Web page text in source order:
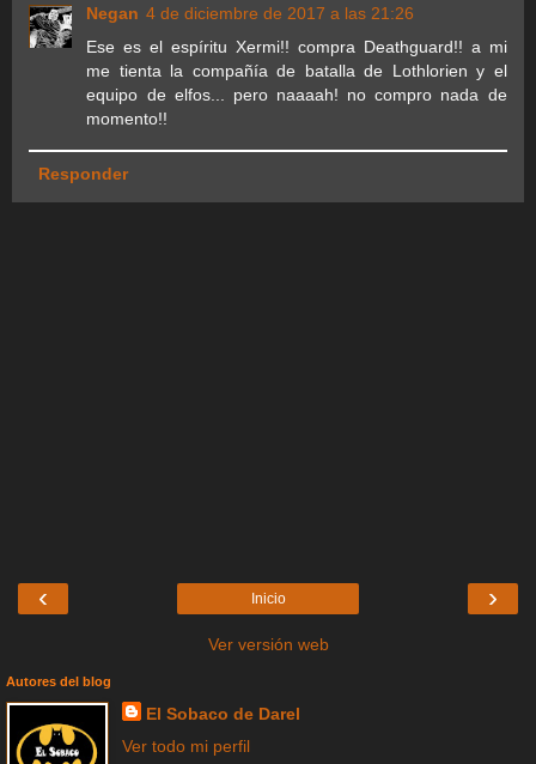
Negan 4 de diciembre de 2017 a las 21:26
Ese es el espíritu Xermi!! compra Deathguard!! a mi
me tienta la compañía de batalla de Lothlorien y el
equipo de elfos... pero naaaah! no compro nada de
momento!!
Responder
‹ ›
Inicio
Ver versión web
Autores del blog
El Sobaco de Darel
Ver todo mi perfil